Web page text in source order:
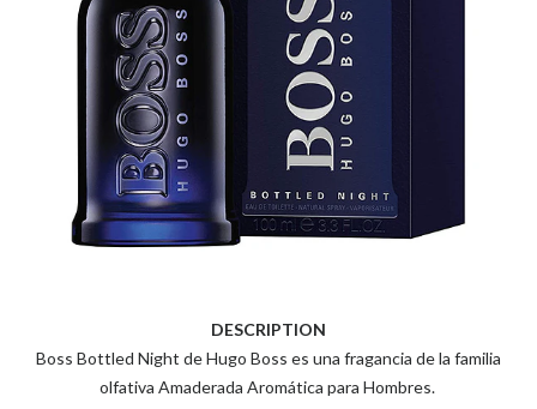
DESCRIPTION
Boss Bottled Night de Hugo Boss es una fragancia de la familia
olfativa Amaderada Aromática para Hombres.